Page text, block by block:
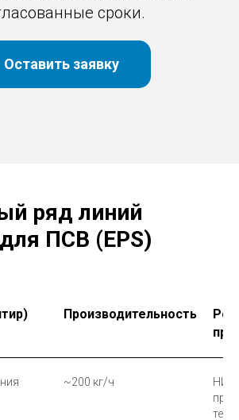
сроки.
Оставить заявку
ряд линий
ПСВ (EPS)
Производительность
~200 кг/ч